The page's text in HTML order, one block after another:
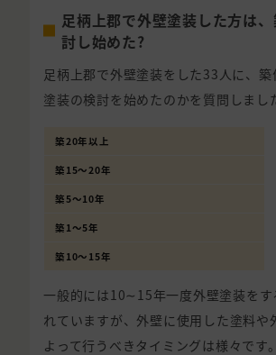
足柄上郡で外壁塗装した方は
討し始めた?
足柄上郡で外壁塗装をした33人に、築
塗装の検討を始めたのかを質問しまし
築20年以上
築15〜20年
築5〜10年
築1〜5年
築10〜15年
一般的には10∼15年一度外壁塗装をす
れていますが、外壁に使用した塗料や
よって行うべきタイミングは様々です